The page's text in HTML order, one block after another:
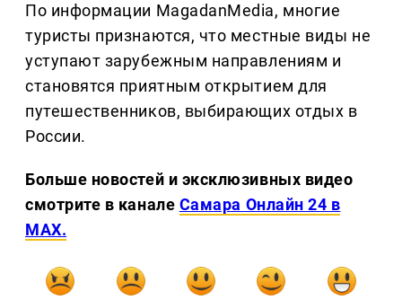
По информации MagadanMedia, многие
туристы признаются, что местные виды не
уступают зарубежным направлениям и
становятся приятным открытием для
путешественников, выбирающих отдых в
России.
Больше новостей и эксклюзивных видео
смотрите в канале Самара Онлайн 24 в
MAX.